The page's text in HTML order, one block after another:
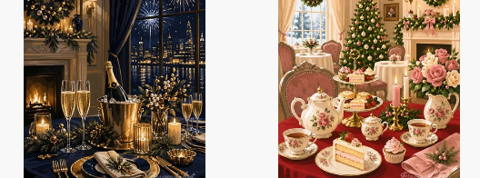
Elegante
cena
Nuevo
Hora
navideña